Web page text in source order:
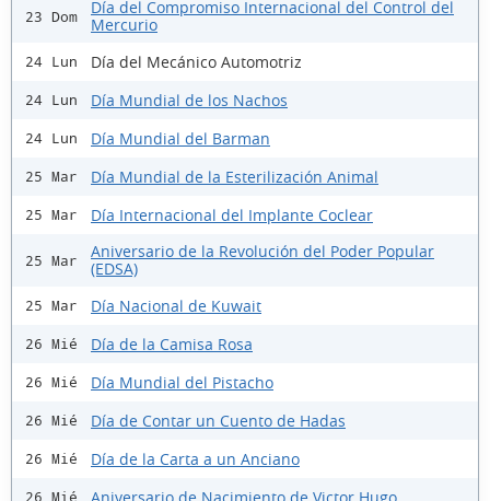
23 Dom
Día del Compromiso Internacional del Control del
Mercurio
24 Lun Día del Mecánico Automotriz
24 Lun Día Mundial de los Nachos
24 Lun Día Mundial del Barman
25 Mar Día Mundial de la Esterilización Animal
25 Mar Día Internacional del Implante Coclear
25 Mar
Aniversario de la Revolución del Poder Popular
(EDSA)
25 Mar Día Nacional de Kuwait
26 Mié Día de la Camisa Rosa
26 Mié Día Mundial del Pistacho
26 Mié Día de Contar un Cuento de Hadas
26 Mié Día de la Carta a un Anciano
26 Mié